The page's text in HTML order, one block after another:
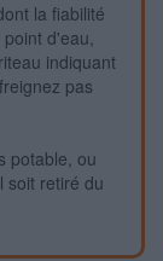
la fiabilité
d'eau,
indiquant
pas
potable, ou
soit retiré du